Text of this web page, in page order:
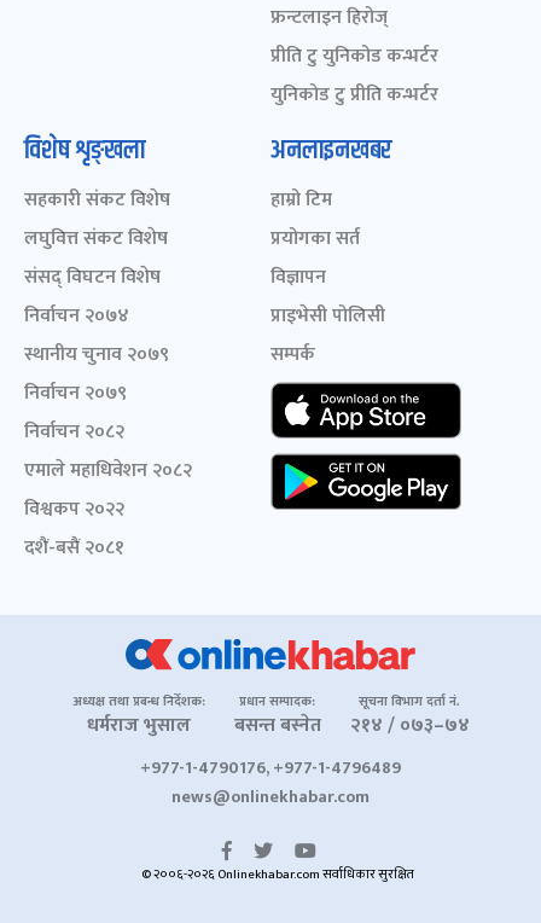
फ्रन्टलाइन हिरोज्
प्रीति टु युनिकोड कन्भर्टर
युनिकोड टु प्रीति कन्भर्टर
विशेष शृङ्खला
सहकारी संकट विशेष
लघुवित्त संकट विशेष
संसद् विघटन विशेष
निर्वाचन २०७४
स्थानीय चुनाव २०७९
निर्वाचन २०७९
निर्वाचन २०८२
एमाले महाधिवेशन २०८२
विश्वकप २०२२
दशैं-बसैं २०८१
अनलाइनखबर
हाम्रो टिम
प्रयोगका सर्त
विज्ञापन
प्राइभेसी पोलिसी
सम्पर्क
अध्यक्ष तथा प्रबन्ध निर्देशक:
धर्मराज भुसाल
प्रधान सम्पादक:
बसन्त बस्नेत
सूचना विभाग दर्ता नं.
२१४ / ०७३–७४
+977-1-4790176, +977-1-4796489
news@onlinekhabar.com
© २००६-२०२६ Onlinekhabar.com सर्वाधिकार सुरक्षित